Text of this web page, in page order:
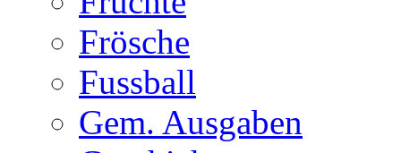
Frösche
Fussball
Gem. Ausgaben